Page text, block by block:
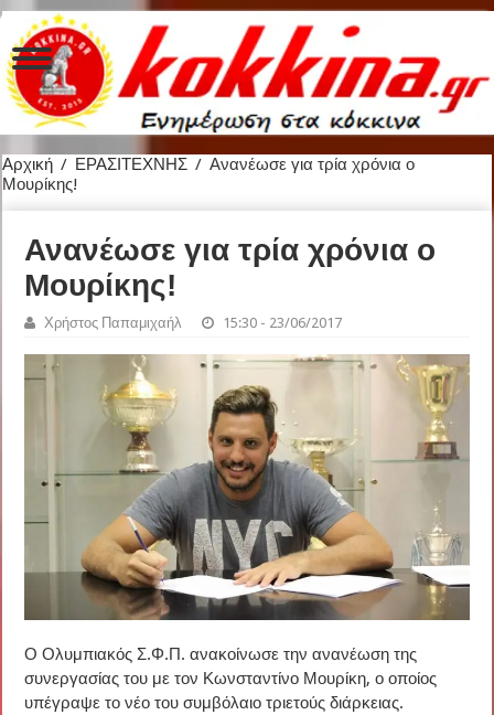
Αρχική / ΕΡΑΣΙΤΕΧΝΗΣ / Ανανέωσε για τρία χρόνια ο
Μουρίκης!
Ανανέωσε για τρία χρόνια ο
Μουρίκης!
Χρήστος Παπαμιχαήλ 15:30 - 23/06/2017
Ο Ολυμπιακός Σ.Φ.Π. ανακοίνωσε την ανανέωση της
συνεργασίας του με τον Κωνσταντίνο Μουρίκη, ο οποίος
υπέγραψε το νέο του συμβόλαιο τριετούς διάρκειας.